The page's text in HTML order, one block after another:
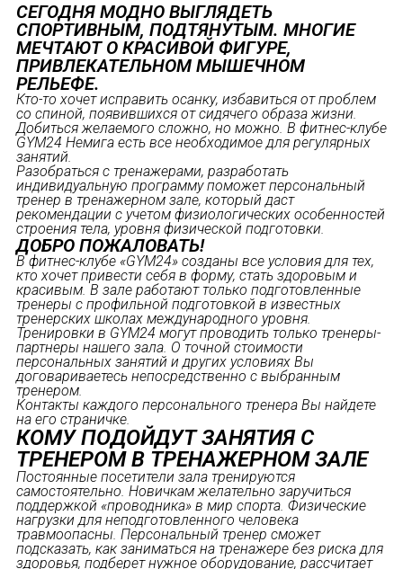
СЕГОДНЯ МОДНО ВЫГЛЯДЕТЬ
СПОРТИВНЫМ, ПОДТЯНУТЫМ. МНОГИЕ
МЕЧТАЮТ О КРАСИВОЙ ФИГУРЕ,
ПРИВЛЕКАТЕЛЬНОМ МЫШЕЧНОМ
РЕЛЬЕФЕ.
Кто-то хочет исправить осанку, избавиться от проблем
со спиной, появившихся от сидячего образа жизни.
Добиться желаемого сложно, но можно. В фитнес-клубе
GYM24 Немига есть все необходимое для регулярных
занятий.
Разобраться с тренажерами, разработать
индивидуальную программу поможет персональный
тренер в тренажерном зале, который даст
рекомендации с учетом физиологических особенностей
строения тела, уровня физической подготовки.
ДОБРО ПОЖАЛОВАТЬ!
В фитнес-клубе «GYM24» созданы все условия для тех,
кто хочет привести себя в форму, стать здоровым и
красивым. В зале работают только подготовленные
тренеры с профильной подготовкой в известных
тренерских школах международного уровня.
Тренировки в GYM24 могут проводить только тренеры-
партнеры нашего зала. О точной стоимости
персональных занятий и других условиях Вы
договариваетесь непосредственно с выбранным
тренером.
Контакты каждого персонального тренера Вы найдете
на его страничке.
КОМУ ПОДОЙДУТ ЗАНЯТИЯ С
ТРЕНЕРОМ В ТРЕНАЖЕРНОМ ЗАЛЕ
Постоянные посетители зала тренируются
самостоятельно. Новичкам желательно заручиться
поддержкой «проводника» в мир спорта. Физические
нагрузки для неподготовленного человека
травмоопасны. Персональный тренер сможет
подсказать, как заниматься на тренажере без риска для
здоровья, подберет нужное оборудование, рассчитает